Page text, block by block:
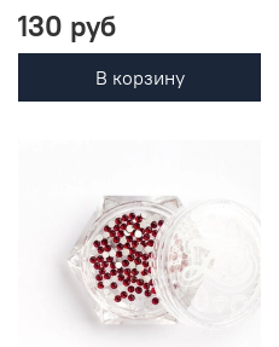
130 руб
В корзину